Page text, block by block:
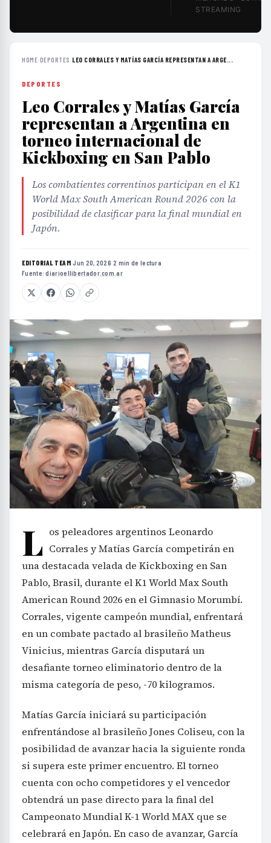
STREAMING
HOME›DEPORTES ›LEO CORRALES Y MATÍAS GARCÍA REPRESENTAN A ARGE...
DEPORTES
Leo Corrales y Matías García
representan a Argentina en
torneo internacional de
Kickboxing en San Pablo
Los combatientes correntinos participan en el K1
World Max South American Round 2026 con la
posibilidad de clasificar para la final mundial en
Japón.
EDITORIAL TEAM·Jun 20, 2026·2 min de lectura·
Fuente:diarioellibertador.com.ar
L os peleadores argentinos Leonardo
Corrales y Matías García competirán en
una destacada velada de Kickboxing en San
Pablo, Brasil, durante el K1 World Max South
American Round 2026 en el Gimnasio Morumbí.
Corrales, vigente campeón mundial, enfrentará
en un combate pactado al brasileño Matheus
Vinicius, mientras García disputará un
desafiante torneo eliminatorio dentro de la
misma categoría de peso, -70 kilogramos.
Matías García iniciará su participación
enfrentándose al brasileño Jones Coliseu, con la
posibilidad de avanzar hacia la siguiente ronda
si supera este primer encuentro. El torneo
cuenta con ocho competidores y el vencedor
obtendrá un pase directo para la final del
Campeonato Mundial K-1 World MAX que se
celebrará en Japón. En caso de avanzar, García